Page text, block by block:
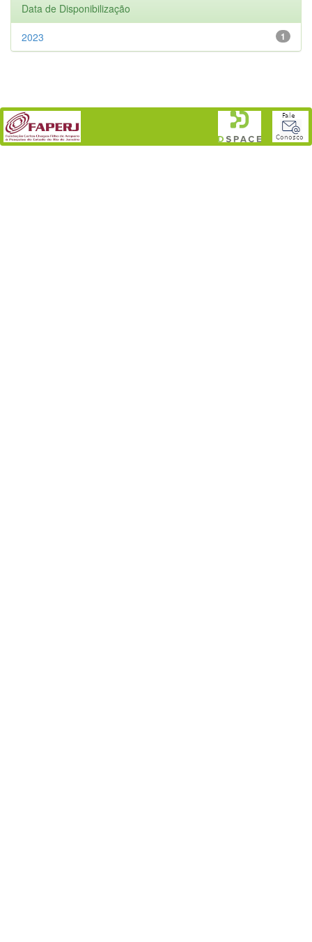
Data de Disponibilização
1
2023